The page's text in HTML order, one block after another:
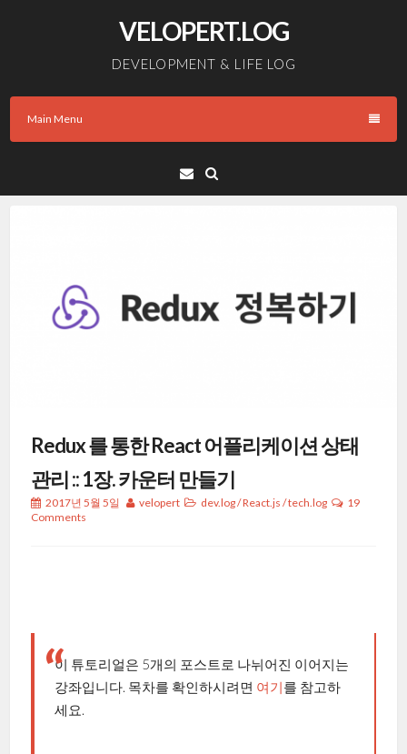
VELOPERT.LOG
DEVELOPMENT & LIFE LOG
Main Menu
Email
Redux 를 통한 React 어플리케이션 상태
관리 :: 1장. 카운터 만들기
2017년 5월 5일 velopert dev.log/React.js /tech.log
19
Comments
이 튜토리얼은 5개의 포스트로 나뉘어진 이어지는
강좌입니다. 목차를 확인하시려면 여기를 참고하
세요.